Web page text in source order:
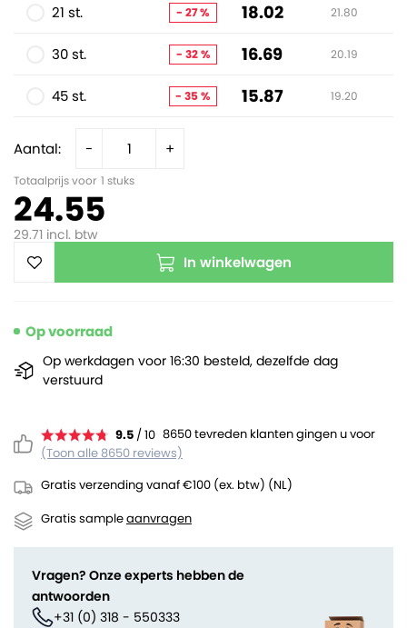
Aantal: - +
Totaalprijs voor 1 stuks
24.55
29.71 incl. btw
In winkelwagen
9.5 / 10 8650 tevreden klanten gingen u voor
(Toon alle 8650 reviews)
Gratis verzending vanaf €100 (ex. btw) (NL)
Gratis sampleaanvragen
21 st. - 27 % 18.02 21.80
30 st. - 32 % 16.69 20.19
45 st. - 35 % 15.87 19.20
Op voorraad
Op werkdagen voor 16:30 besteld, dezelfde dag
verstuurd
Vragen? Onze experts hebben de
antwoorden
+31 (0) 318 - 550333